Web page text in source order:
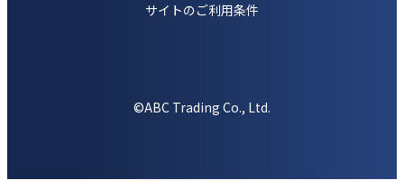
サイトのご利用条件
©ABC Trading Co., Ltd.